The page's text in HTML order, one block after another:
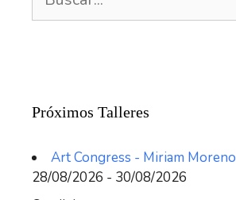
Próximos Talleres
Art Congress - Miriam Moreno
28/08/2026 - 30/08/2026